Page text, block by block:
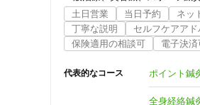
◇トリガーポイント鍼灸療法
痛みの原因や自律神経のバラ
◇国内産最高級のディスポー
◇お灸も併用して行いますが
土日営業
当日予約 ネッ
丁寧な説明
セルフケアアド
保険適用の相談可
電子決済
代表的なコース ポイント鍼
全身経絡鍼